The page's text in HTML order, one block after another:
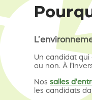
Un candidat qui
ou non. À
Nossalles
les candidats